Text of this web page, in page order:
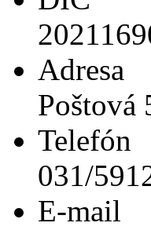
Adresa
Poštová
Telefón
031/
E-mail